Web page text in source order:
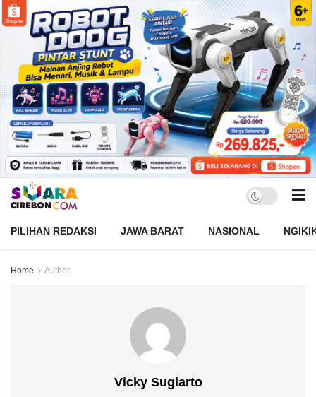
PILIHAN REDAKSI JAWA BARAT NASIONAL
Home Author
Vicky Sugiarto